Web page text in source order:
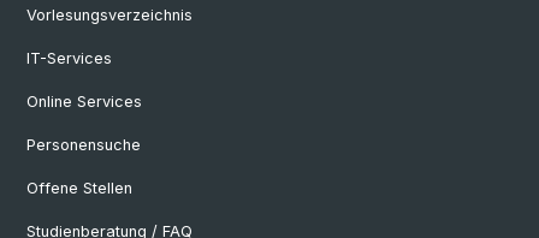
Vorlesungsverzeichnis
IT-Services
Online Services
Personensuche
Offene Stellen
Studienberatung / FAQ